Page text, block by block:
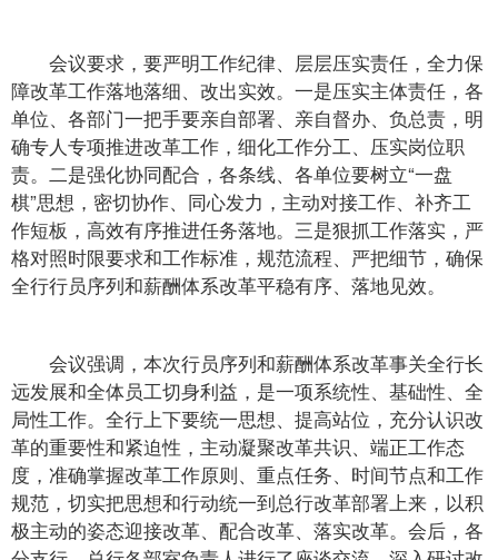
会议要求，要严明工作纪律、层层压实责任，全力保
障改革工作落地落细、改出实效。一是压实主体责任，各
单位、各部门一把手要亲自部署、亲自督办、负总责，明
确专人专项推进改革工作，细化工作分工、压实岗位职
责。二是强化协同配合，各条线、各单位要树立“一盘
棋”思想，密切协作、同心发力，主动对接工作、补齐工
作短板，高效有序推进任务落地。三是狠抓工作落实，严
格对照时限要求和工作标准，规范流程、严把细节，确保
全行行员序列和薪酬体系改革平稳有序、落地见效。
会议强调，本次行员序列和薪酬体系改革事关全行长
远发展和全体员工切身利益，是一项系统性、基础性、全
局性工作。全行上下要统一思想、提高站位，充分认识改
革的重要性和紧迫性，主动凝聚改革共识、端正工作态
度，准确掌握改革工作原则、重点任务、时间节点和工作
规范，切实把思想和行动统一到总行改革部署上来，以积
极主动的姿态迎接改革、配合改革、落实改革。会后，各